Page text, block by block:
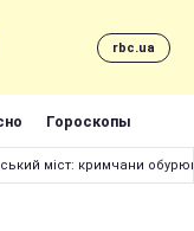
rbc.ua
Гороскопы
міст: кримчани